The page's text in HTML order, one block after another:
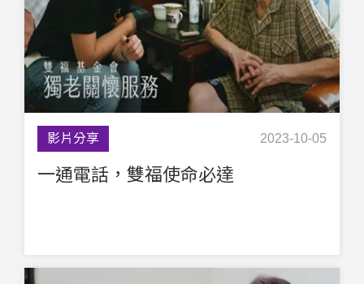
影片分享 2023-10-05
一通電話，雙福使命必達